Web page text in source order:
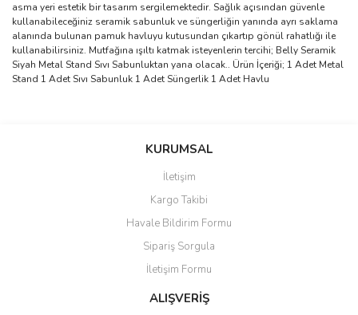
asma yeri estetik bir tasarım sergilemektedir. Sağlık açısından güvenle
kullanabileceğiniz seramik sabunluk ve süngerliğin yanında ayrı saklama
alanında bulunan pamuk havluyu kutusundan çıkartıp gönül rahatlığı ile
kullanabilirsiniz. Mutfağına ışıltı katmak isteyenlerin tercihi; Belly Seramik
Siyah Metal Stand Sıvı Sabunluktan yana olacak.. Ürün İçeriği; 1 Adet Metal
Stand 1 Adet Sıvı Sabunluk 1 Adet Süngerlik 1 Adet Havlu
Bu ürüne ilk yorumu siz yapın!
Ürün resmi kalitesiz, bozuk veya görüntülenemiyor.
Ürün açıklamasında eksik bilgiler bulunuyor.
Ürün bilgilerinde hatalar bulunuyor.
Ürün fiyatı diğer sitelerden daha pahalı.
Bu ürüne benzer farklı alternatifler olmalı.
KURUMSAL
İletişim
Kargo Takibi
Havale Bildirim Formu
Sipariş Sorgula
İletişim Formu
ALIŞVERİŞ